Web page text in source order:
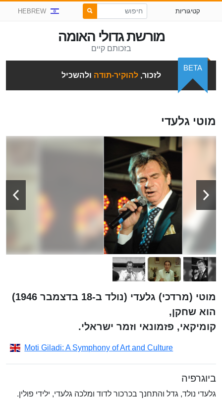
קטיגוריות HEBREW
מורשת גדולי האומה
בזכותם קיים
לזכור,להוקיר-תודה ולהשכיל
BETA
מוטי גלעדי
מוטי (מרדכי) גלעדי (נולד ב-18 בדצמבר 1946)
הוא שחקן,
קומיקאי, פזמונאי וזמר ישראלי.
Moti Giladi: A Symphony of Art and Culture
ביוגרפיה
גלעדי נולד, גדל והתחנך בכרכור לדוד ומלכה גלעדי, ילידי פולין.